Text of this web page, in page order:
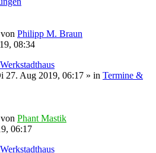
von Philipp M. Braun
08:34
27. Aug 2019, 06:17 » in Termine &
von Phant Mastik
06:17